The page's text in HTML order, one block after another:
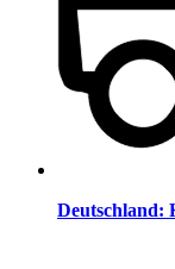
Deutschland: